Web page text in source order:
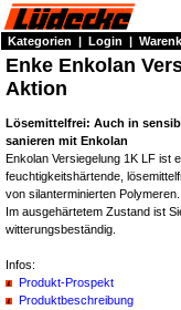
Kategorien | Login |
Enke Enkolan
Aktion
Lösemittelfrei: Auch in
sanieren mit Enkolan
Enkolan Versiegelung 1K LF ist
feuchtigkeitshärtende,
von silanterminierten Polymeren.
Im ausgehärtetem Zustand ist
witterungsbeständig.
Infos:
Produkt-Prospekt
Produktbeschreibung